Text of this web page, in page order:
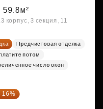
59.8м²
корпус, 3 секция, 11
Предчистовая отделка
потом
число окон
-16%